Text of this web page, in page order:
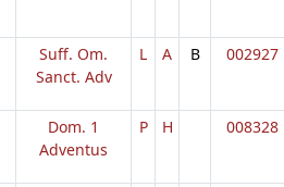
Suff. Om.
Sanct. Adv
L A B 002927
Dom. 1
Adventus
P H 008328